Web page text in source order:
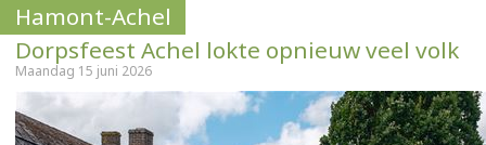
Hamont-Achel
Dorpsfeest Achel lokte opnieuw veel volk
Maandag 15 juni 2026